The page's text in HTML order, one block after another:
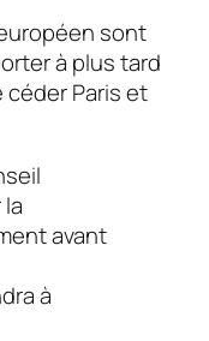
sont
à plus tard
céder Paris et
avant
à